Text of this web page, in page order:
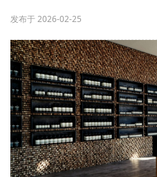
发布于 2026-02-25